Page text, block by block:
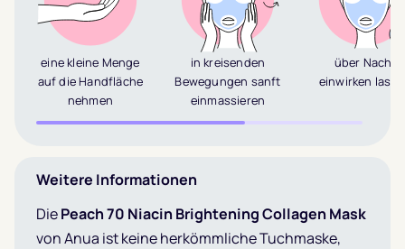
eine kleine Menge
auf die Handfläche
nehmen
in kreisenden
Bewegungen sanft
einmassieren
über Nacht
einwirken
Weitere Informationen
DiePeach 70 Niacin Brightening Collagen Mask
von Anua ist keine herkömmliche Tuchmaske,